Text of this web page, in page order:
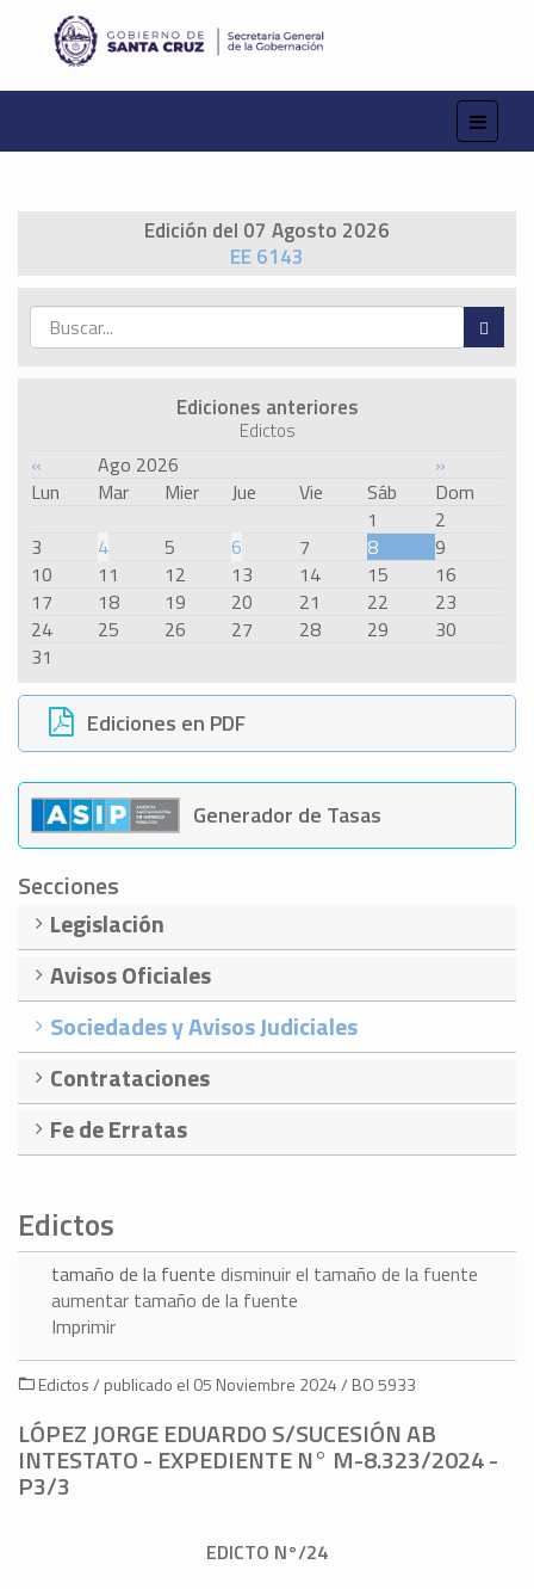
Edición del 07 Agosto 2026
EE 6143
Ediciones anteriores
Edictos
« Ago 2026
»
Lun
Mar Mier Jue Vie Sáb
Dom
1
2
3
4 5 6 7 8
9
10
11 12 13 14 15
16
17
18 19 20 21 22
23
24
25 26 27 28 29
30
31
Ediciones en PDF
Generador de Tasas
Secciones
Legislación
Avisos Oficiales
Sociedades y Avisos Judiciales
Contrataciones
Fe de Erratas
Edictos
tamaño de la fuente disminuir el tamaño de la fuente
aumentar tamaño de la fuente
Imprimir
Edictos / publicado el 05 Noviembre 2024 / BO 5933
LÓPEZ JORGE EDUARDO S/SUCESIÓN AB
INTESTATO - EXPEDIENTE N° M-8.323/2024 -
P3/3
EDICTO N°/24